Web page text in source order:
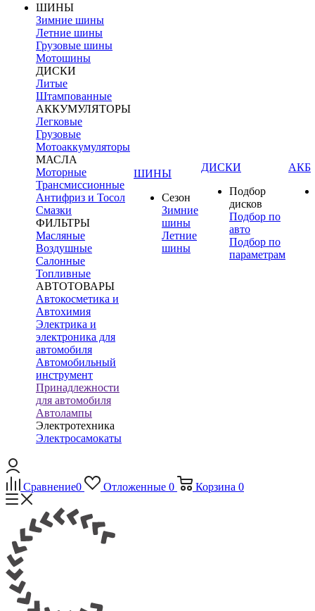
ШИНЫ
Зимние шины
Летние шины
Грузовые шины
Мотошины
ДИСКИ
Литые
Штампованные
АККУМУЛЯТОРЫ
Легковые
Грузовые
Мотоаккумуляторы
МАСЛА
Моторные
Трансмиссионные
Антифриз и Тосол
Смазки
ФИЛЬТРЫ
Масляные
Воздушные
Салонные
Топливные
АВТОТОВАРЫ
Автокосметика и
Автохимия
Электрика и
электроника для
автомобиля
Автомобильный
инструмент
Принадлежности
для автомобиля
Автолампы
Электротехника
Электросамокаты
ШИНЫ
Сезон
Зимние
шины
Летние
шины
ДИСКИ
Подбор
дисков
Подбор по
авто
Подбор по
параметрам
АКБ
Сравнение0 Отложенные 0 Корзина 0